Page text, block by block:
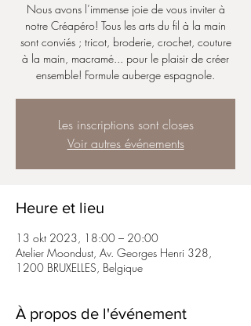
Nous avons l’immense joie de vous inviter à
notre Créapéro! Tous les arts du fil à la main
sont conviés ; tricot, broderie, crochet, couture
à la main, macramé... pour le plaisir de créer
ensemble! Formule auberge espagnole.
Les inscriptions sont closes
Voir autres événements
Heure et lieu
13 okt 2023, 18:00 – 20:00
Atelier Moondust, Av. Georges Henri 328,
1200 BRUXELLES, Belgique
À propos de l'événement